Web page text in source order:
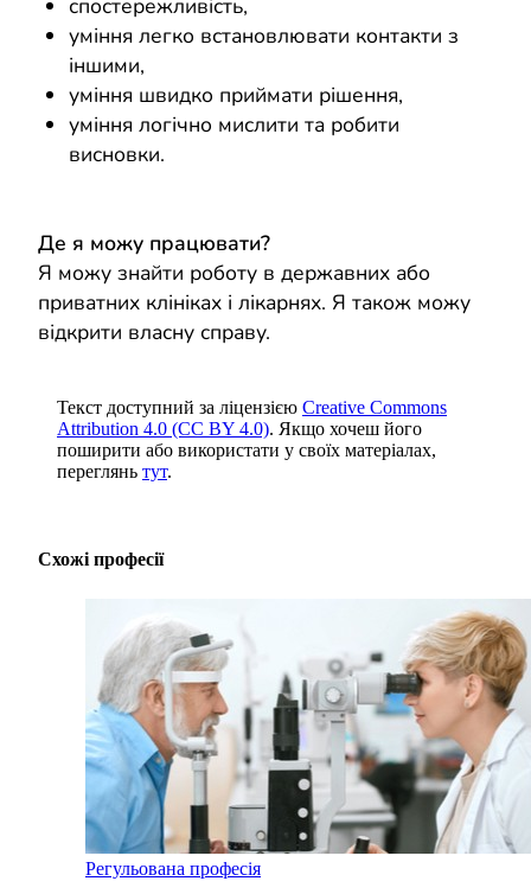
спостережливість,
уміння легко встановлювати контакти з
іншими,
уміння швидко приймати рішення,
уміння логічно мислити та робити
висновки.
Де я можу працювати?
Я можу знайти роботу в державних або
приватних клініках і лікарнях. Я також можу
відкрити власну справу.
Текст доступний за ліцензією Creative Commons
Attribution 4.0 (CC BY 4.0). Якщо хочеш його
поширити або використати у своїх матеріалах,
переглянь тут.
Схожі професії
Регульована професія